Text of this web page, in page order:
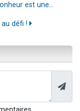
est une...
défi !